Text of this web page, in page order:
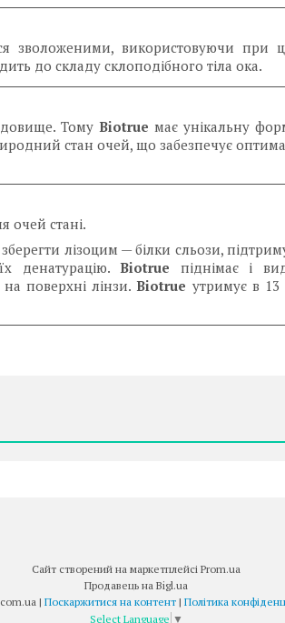
зволоженими, використовуючи при
до складу склоподібного тіла ока.
Тому Biotrue має унікальну
стан очей, що забезпечує
очей стані.
лізоцим — білки сльози,
денатурацію.Biotrue піднімає і
на поверхні лінзи.Biotrue утримує в 13
Сайт створений на маркетплейсі Prom.ua
Продавець на Bigl.ua
Johnsons.com.ua | Поскаржитися на контент | Політика
Select Language ▼